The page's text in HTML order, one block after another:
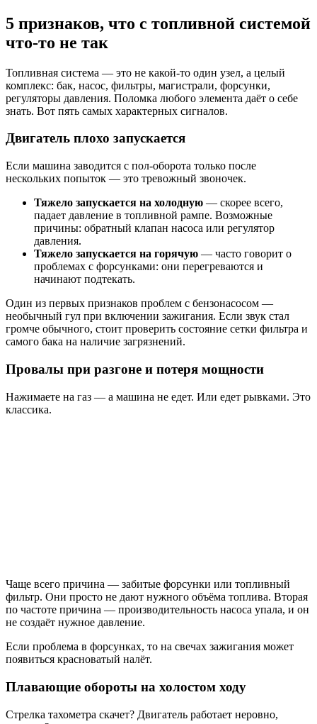
5 признаков, что с топливной системой
что-то не так
Топливная система — это не какой-то один узел, а целый
комплекс: бак, насос, фильтры, магистрали, форсунки,
регуляторы давления. Поломка любого элемента даёт о себе
знать. Вот пять самых характерных сигналов.
Двигатель плохо запускается
Если машина заводится с пол-оборота только после
нескольких попыток — это тревожный звоночек.
Тяжело запускается на холодную — скорее всего,
падает давление в топливной рампе. Возможные
причины: обратный клапан насоса или регулятор
давления.
Тяжело запускается на горячую — часто говорит о
проблемах с форсунками: они перегреваются и
начинают подтекать.
Один из первых признаков проблем с бензонасосом —
необычный гул при включении зажигания. Если звук стал
громче обычного, стоит проверить состояние сетки фильтра и
самого бака на наличие загрязнений.
Провалы при разгоне и потеря мощности
Нажимаете на газ — а машина не едет. Или едет рывками. Это
классика.
Чаще всего причина — забитые форсунки или топливный
фильтр. Они просто не дают нужного объёма топлива. Вторая
по частоте причина — производительность насоса упала, и он
не создаёт нужное давление.
Если проблема в форсунках, то на свечах зажигания может
появиться красноватый налёт.
Плавающие обороты на холостом ходу
Стрелка тахометра скачет? Двигатель работает неровно,